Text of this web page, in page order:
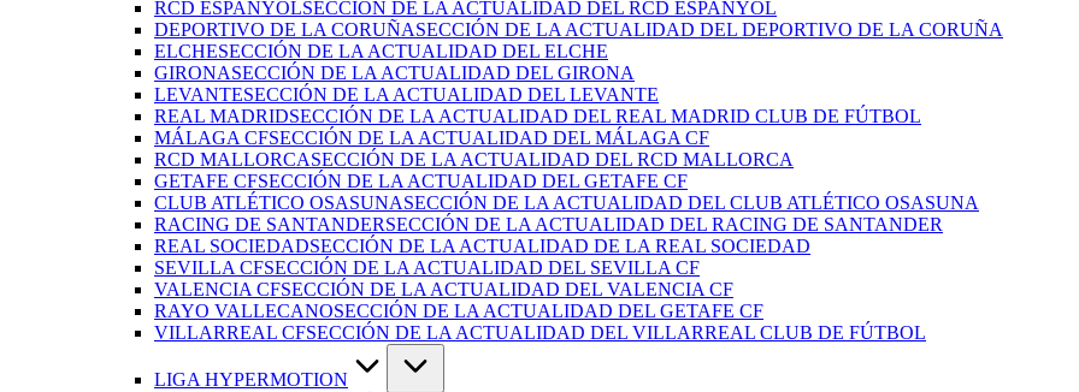
RCD ESPANYOLSECCIÓN DE LA ACTUALIDAD DEL RCD ESPANYOL
DEPORTIVO DE LA CORUÑASECCIÓN DE LA ACTUALIDAD DEL DEPORTIVO DE LA CORUÑA
ELCHESECCIÓN DE LA ACTUALIDAD DEL ELCHE
GIRONASECCIÓN DE LA ACTUALIDAD DEL GIRONA
LEVANTESECCIÓN DE LA ACTUALIDAD DEL LEVANTE
REAL MADRIDSECCIÓN DE LA ACTUALIDAD DEL REAL MADRID CLUB DE FÚTBOL
MÁLAGA CFSECCIÓN DE LA ACTUALIDAD DEL MÁLAGA CF
RCD MALLORCASECCIÓN DE LA ACTUALIDAD DEL RCD MALLORCA
GETAFE CFSECCIÓN DE LA ACTUALIDAD DEL GETAFE CF
CLUB ATLÉTICO OSASUNASECCIÓN DE LA ACTUALIDAD DEL CLUB ATLÉTICO OSASUNA
RACING DE SANTANDERSECCIÓN DE LA ACTUALIDAD DEL RACING DE SANTANDER
REAL SOCIEDADSECCIÓN DE LA ACTUALIDAD DE LA REAL SOCIEDAD
SEVILLA CFSECCIÓN DE LA ACTUALIDAD DEL SEVILLA CF
VALENCIA CFSECCIÓN DE LA ACTUALIDAD DEL VALENCIA CF
RAYO VALLECANOSECCIÓN DE LA ACTUALIDAD DEL GETAFE CF
VILLARREAL CFSECCIÓN DE LA ACTUALIDAD DEL VILLARREAL CLUB DE FÚTBOL
LIGA HYPERMOTION